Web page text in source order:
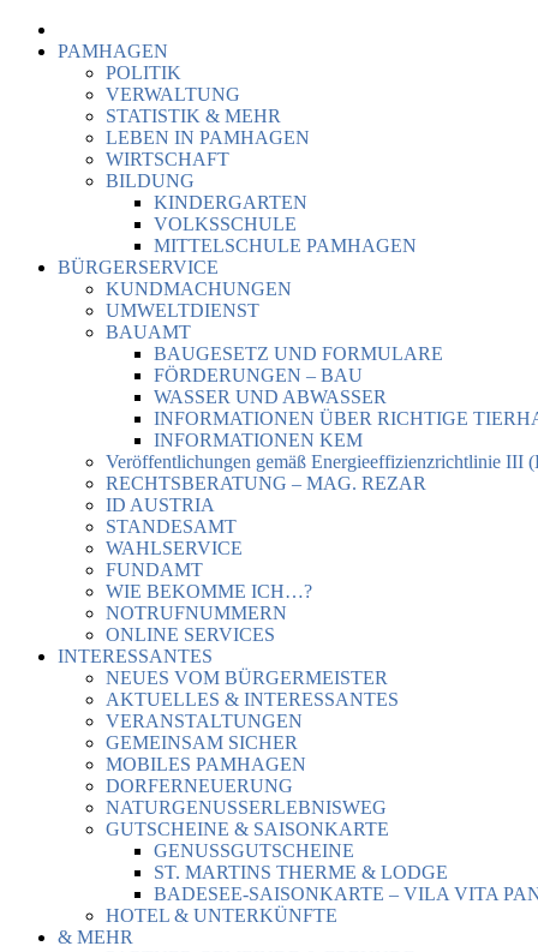
PAMHAGEN
POLITIK
VERWALTUNG
STATISTIK & MEHR
LEBEN IN PAMHAGEN
WIRTSCHAFT
BILDUNG
KINDERGARTEN
VOLKSSCHULE
MITTELSCHULE PAMHAGEN
BÜRGERSERVICE
KUNDMACHUNGEN
UMWELTDIENST
BAUAMT
BAUGESETZ UND FORMULARE
FÖRDERUNGEN – BAU
WASSER UND ABWASSER
INFORMATIONEN ÜBER RICHTIGE
INFORMATIONEN KEM
Veröffentlichungen gemäß Energieeffizienzrichtlinie III
RECHTSBERATUNG – MAG. REZAR
ID AUSTRIA
STANDESAMT
WAHLSERVICE
FUNDAMT
WIE BEKOMME ICH…?
NOTRUFNUMMERN
ONLINE SERVICES
INTERESSANTES
NEUES VOM BÜRGERMEISTER
AKTUELLES & INTERESSANTES
VERANSTALTUNGEN
GEMEINSAM SICHER
MOBILES PAMHAGEN
DORFERNEUERUNG
NATURGENUSSERLEBNISWEG
GUTSCHEINE & SAISONKARTE
GENUSSGUTSCHEINE
ST. MARTINS THERME & LODGE
BADESEE-SAISONKARTE – VILA VITA
HOTEL & UNTERKÜNFTE
& MEHR